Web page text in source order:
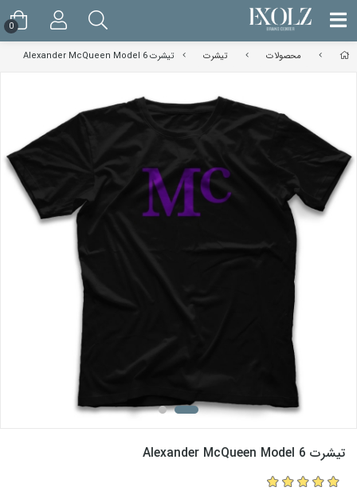
محصولات تیشرت تیشرت Alexander McQueen Model 6
تیشرت Alexander McQueen Model 6
0